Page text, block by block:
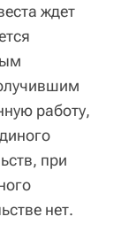
ждет
работу,
при
нет.